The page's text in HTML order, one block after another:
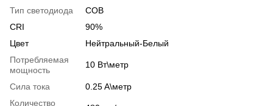
Тип светодиода
COB
CRI
90%
Цвет
Нейтральный-Белый
Потребляемая
мощность
10 Вт\метр
Сила тока
0.25 A\метр
Количество